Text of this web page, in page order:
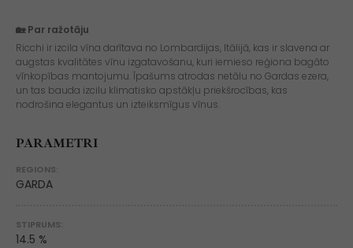
🏡 Par ražotāju
Ricchi ir izcila vīna darītava no Lombardijas, Itālijā, kas ir slavena ar
augstas kvalitātes vīnu izgatavošanu, kuri iemieso reģiona bagāto
vīnkopības mantojumu. Īpašums atrodas netālu no Gardas ezera,
un tas bauda izcilu klimatisko apstākļu priekšrocības, kas
nodrošina elegantus un izteiksmīgus vīnus.
PARAMETRI
REGIONS:
GARDA
STIPRUMS:
14.5 %